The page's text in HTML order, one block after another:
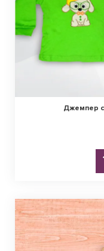
Джемпер